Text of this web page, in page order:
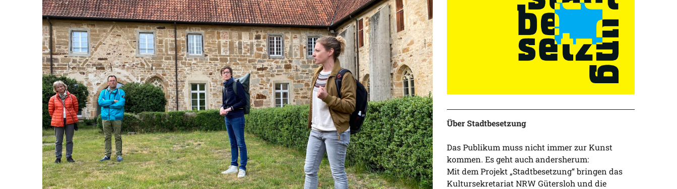
Über Stadtbesetzung
Das Publikum muss nicht immer zur Kunst
kommen. Es geht auch andersherum:
Mit dem Projekt „Stadtbesetzung“ bringen das
Kultursekretariat NRW Gütersloh und die